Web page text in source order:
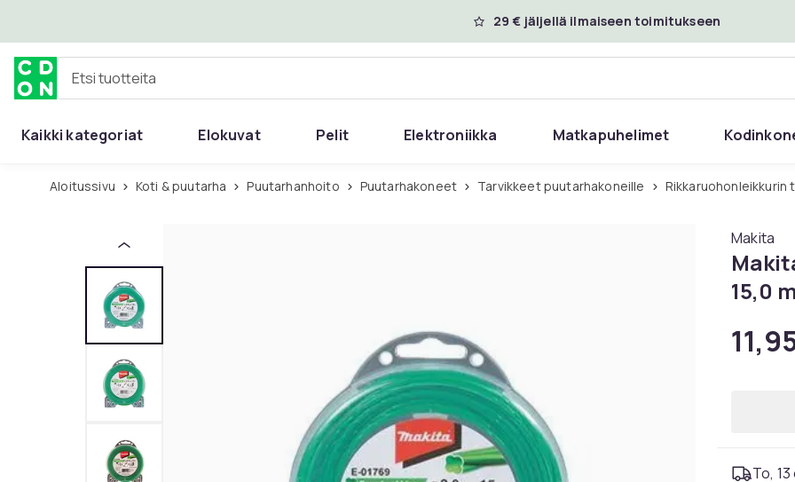
29 € jäljellä ilmaiseen toimitukseen
Etsi tuotteita
Kaikki kategoriat Elokuvat Pelit Elektroniikka Matkapuhelimet
Aloitussivu Koti & puutarha Puutarhanhoito Puutarhakoneet Tarvikkeet puutarhakoneille
Makita
15,0
To,